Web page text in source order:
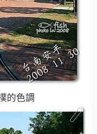
的色調